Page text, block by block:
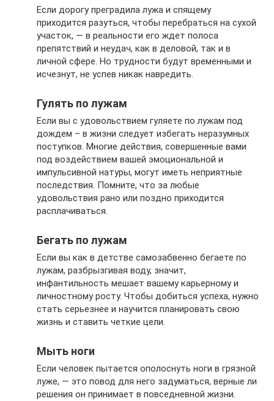
Если дорогу преградила лужа и спящему
приходится разуться, чтобы перебраться на сухой
участок, — в реальности его ждет полоса
препятствий и неудач, как в деловой, так и в
личной сфере. Но трудности будут временными и
исчезнут, не успев никак навредить.
Гулять по лужам
Если вы с удовольствием гуляете по лужам под
дождем – в жизни следует избегать неразумных
поступков. Многие действия, совершенные вами
под воздействием вашей эмоциональной и
импульсивной натуры, могут иметь неприятные
последствия. Помните, что за любые
удовольствия рано или поздно приходится
расплачиваться.
Бегать по лужам
Если вы как в детстве самозабвенно бегаете по
лужам, разбрызгивая воду, значит,
инфантильность мешает вашему карьерному и
личностному росту. Чтобы добиться успеха, нужно
стать серьезнее и научится планировать свою
жизнь и ставить четкие цели.
Мыть ноги
Если человек пытается ополоснуть ноги в грязной
луже, — это повод для него задуматься, верные ли
решения он принимает в повседневной жизни.